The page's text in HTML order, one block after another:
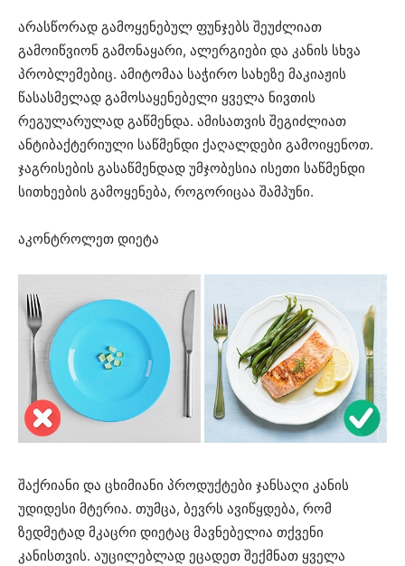
არასწორად გამოყენებულ ფუნჯებს შეუძლიათ
გამოიწვიონ გამონაყარი, ალერგიები და კანის სხვა
პრობლემებიც. ამიტომაა საჭირო სახეზე მაკიაჟის
წასასმელად გამოსაყენებელი ყველა ნივთის
რეგულარულად გაწმენდა. ამისათვის შეგიძლიათ
ანტიბაქტერიული საწმენდი ქაღალდები გამოიყენოთ.
ჯაგრისების გასაწმენდად უმჯობესია ისეთი საწმენდი
სითხეების გამოყენება, როგორიცაა შამპუნი.
აკონტროლეთ დიეტა
შაქრიანი და ცხიმიანი პროდუქტები ჯანსაღი კანის
უდიდესი მტერია. თუმცა, ბევრს ავიწყდება, რომ
ზედმეტად მკაცრი დიეტაც მავნებელია თქვენი
კანისთვის. აუცილებლად ეცადეთ შექმნათ ყველა